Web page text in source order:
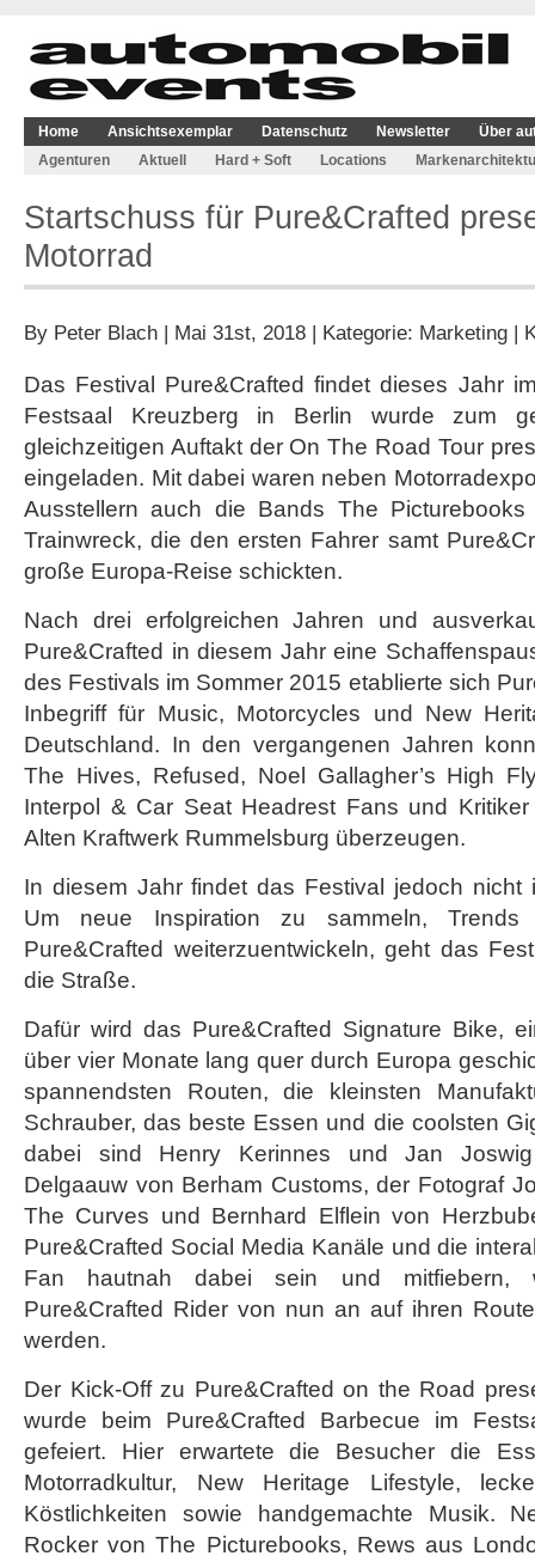
Home Ansichtsexemplar Datenschutz Newsletter
Über
Agenturen
Aktuell Hard + Soft Locations
Startschuss für Pure&Crafted
Motorrad
By Peter Blach | Mai 31st, 2018 | Kategorie: Marketing |
Das Festival Pure&Crafted findet dieses Jahr
Festsaal Kreuzberg in Berlin wurde zum
gleichzeitigen Auftakt der On The Road Tour
eingeladen. Mit dabei waren neben
Ausstellern auch die Bands The
Trainwreck, die den ersten Fahrer samt
große Europa-Reise schickten.
Nach drei erfolgreichen Jahren und
Pure&Crafted in diesem Jahr eine
des Festivals im Sommer 2015 etablierte sich
Inbegriff für Music, Motorcycles und New
Deutschland. In den vergangenen Jahren
The Hives, Refused, Noel Gallagher’s High
Interpol & Car Seat Headrest Fans und
Alten Kraftwerk Rummelsburg überzeugen.
In diesem Jahr findet das Festival jedoch nicht
Um neue Inspiration zu sammeln,
Pure&Crafted weiterzuentwickeln, geht das
die Straße.
Dafür wird das Pure&Crafted Signature Bike,
über vier Monate lang quer durch Europa
spannendsten Routen, die kleinsten
Schrauber, das beste Essen und die coolsten
dabei sind Henry Kerinnes und Jan
Delgaauw von Berham Customs, der Fotograf
The Curves und Bernhard Elflein von
Pure&Crafted Social Media Kanäle und die
Fan hautnah dabei sein und mitfiebern,
Pure&Crafted Rider von nun an auf ihren
werden.
Der Kick-Off zu Pure&Crafted on the Road
wurde beim Pure&Crafted Barbecue im
gefeiert. Hier erwartete die Besucher die
Motorradkultur, New Heritage Lifestyle,
Köstlichkeiten sowie handgemachte Musik.
Rocker von The Picturebooks, Rews aus